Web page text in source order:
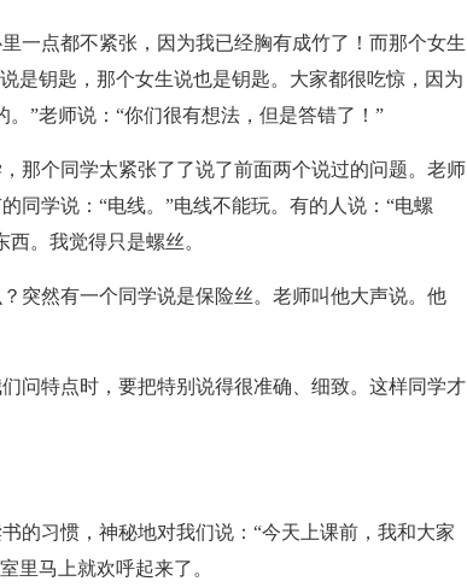
一点都不紧张，因为我已经胸有成竹了！而那个女生
是钥匙，那个女生说也是钥匙。大家都很吃惊，因为
”老师说：“你们很有想法，但是答错了！”
那个同学太紧张了了说了前面两个说过的问题。老师
同学说：“电线。”电线不能玩。有的人说：“电螺
。我觉得只是螺丝。
突然有一个同学说是保险丝。老师叫他大声说。他
问特点时，要把特别说得很准确、细致。这样同学才
的习惯，神秘地对我们说：“今天上课前，我和大家
里马上就欢呼起来了。